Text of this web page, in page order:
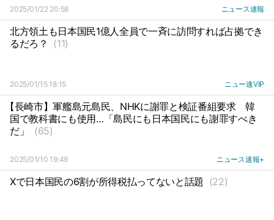
2025/01/22 20:58 ニュース速報
北方領土も日本国民1億人全員で一斉に訪問すれば占拠でき
るだろ？
(11)
2025/01/15 18:15 ニュー速VIP
【長崎市】軍艦島元島民、NHKに謝罪と検証番組要求
韓
国で教科書にも使用…「島民にも日本国民にも謝罪すべき
だ」
(65)
2025/01/10 19:49 ニュース速報+
Xで日本国民の6割が所得税払ってないと話題 (22)